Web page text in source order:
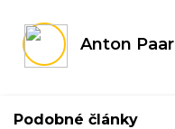
Anton Paar
Podobné články